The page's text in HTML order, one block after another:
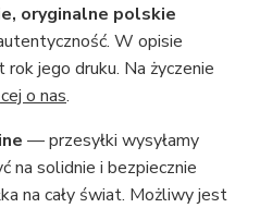
oryginalne polskie
W opisie
jego druku. Na życzenie
o nas.
— przesyłki wysyłamy
na solidnie i bezpiecznie
na cały świat. Możliwy jest